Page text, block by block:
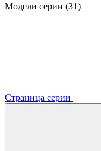
Модели серии (31)
Страница серии